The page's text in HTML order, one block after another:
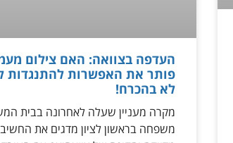
העדפה בצוואה: האם צילום
פותר את האפשרות להתנגדות
לא בהכרח!
מקרה מעניין שעלה לאחרונה בבית
משפחה בראשון לציון מדגים את